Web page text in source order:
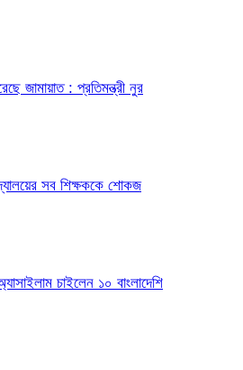
জামায়াত : প্রতিমন্ত্রী নুর
সব শিক্ষককে শোকজ
চাইলেন ১০ বাংলাদেশি